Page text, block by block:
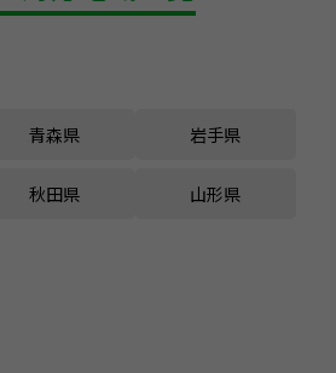
青森県 岩手県
秋田県 山形県